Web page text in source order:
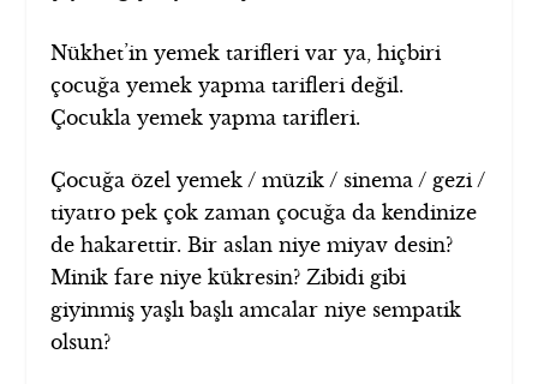
Nükhet’in yemek tarifleri var ya, hiçbiri
çocuğa yemek yapma tarifleri değil.
Çocukla yemek yapma tarifleri.
Çocuğa özel yemek / müzik / sinema / gezi /
tiyatro pek çok zaman çocuğa da kendinize
de hakarettir. Bir aslan niye miyav desin?
Minik fare niye kükresin? Zibidi gibi
giyinmiş yaşlı başlı amcalar niye sempatik
olsun?